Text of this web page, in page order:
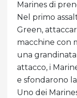
Marines di
Nel primo
Green,
macchine con
una
attacco, i
e sfondarono
Uno dei